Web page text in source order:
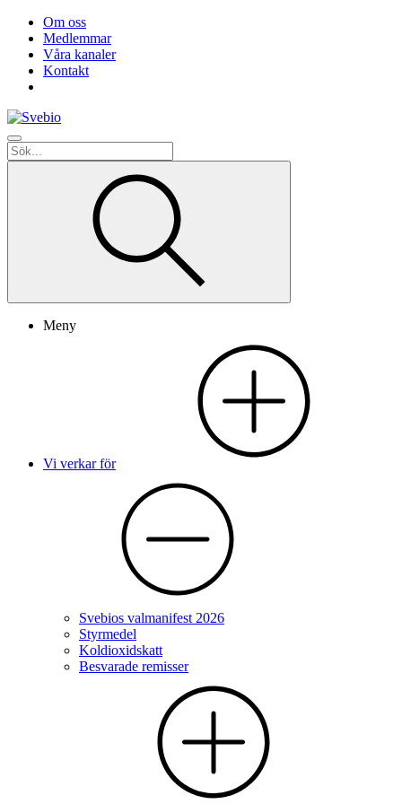
Om oss
Medlemmar
Våra kanaler
Kontakt
Meny
Vi verkar för
Svebios valmanifest 2026
Styrmedel
Koldioxidskatt
Besvarade remisser